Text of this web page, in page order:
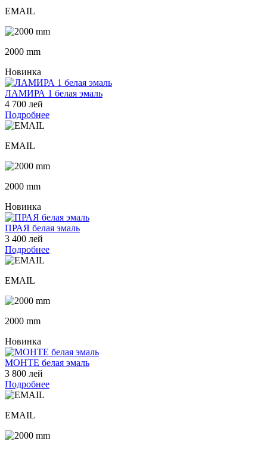
EMAIL
2000 mm
Новинка
ЛАМИРА 1 белая эмаль
4 700 лей
Подробнее
EMAIL
2000 mm
Новинка
ПРАЯ белая эмаль
3 400 лей
Подробнее
EMAIL
2000 mm
Новинка
МОНТЕ белая эмаль
3 800 лей
Подробнее
EMAIL